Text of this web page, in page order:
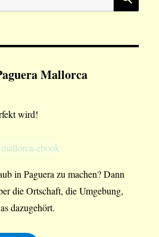
Mallorca
wird!
in Paguera zu machen? Dann
die Ortschaft, die Umgebung,
dazugehört.